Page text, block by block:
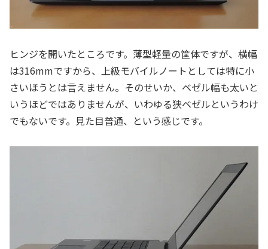
ヒンジを開いたところです。薄型軽量の筐体ですが、横幅
は316mmですから、上級モバイルノートとしては特に小
さいほうとは言えません。そのせいか、ベゼル幅も太いと
いうほどではありませんが、いわゆる狭ベゼルというわけ
でもないです。見た目普通、という感じです。